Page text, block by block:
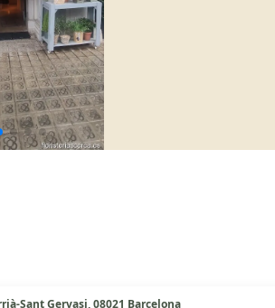
Sant Gervasi, 08021 Barcelona